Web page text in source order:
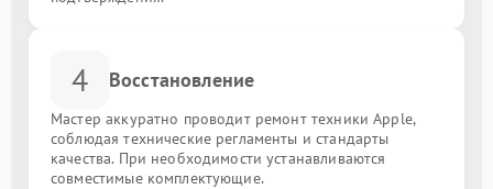
4 Восстановление
Мастер аккуратно проводит ремонт техники Apple,
соблюдая технические регламенты и стандарты
качества. При необходимости устанавливаются
совместимые комплектующие.